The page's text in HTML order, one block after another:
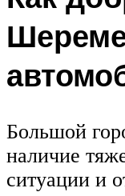
Большой
наличие
ситуации и